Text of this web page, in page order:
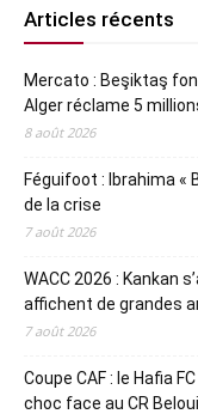
Articles récents
Mercato : Beşiktaş
Alger réclame 5
8 août 2026
Féguifoot : Ibrahima «
de la crise
7 août 2026
WACC 2026 : Kankan
affichent de grandes
7 août 2026
Coupe CAF : le Hafia
choc face au CR